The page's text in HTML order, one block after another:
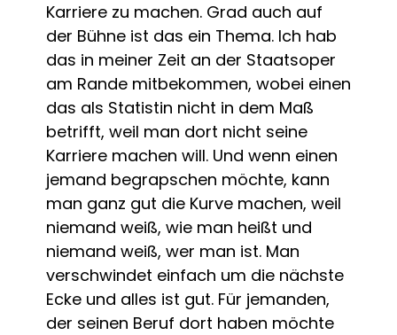
Karriere zu machen. Grad auch auf
der Bühne ist das ein Thema. Ich hab
das in meiner Zeit an der Staatsoper
am Rande mitbekommen, wobei einen
das als Statistin nicht in dem Maß
betrifft, weil man dort nicht seine
Karriere machen will. Und wenn einen
jemand begrapschen möchte, kann
man ganz gut die Kurve machen, weil
niemand weiß, wie man heißt und
niemand weiß, wer man ist. Man
verschwindet einfach um die nächste
Ecke und alles ist gut. Für jemanden,
der seinen Beruf dort haben möchte